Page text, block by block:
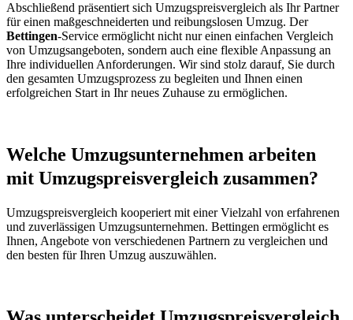
Abschließend präsentiert sich Umzugspreisvergleich als Ihr Partner
für einen maßgeschneiderten und reibungslosen Umzug. Der
Bettingen-Service ermöglicht nicht nur einen einfachen Vergleich
von Umzugsangeboten, sondern auch eine flexible Anpassung an
Ihre individuellen Anforderungen. Wir sind stolz darauf, Sie durch
den gesamten Umzugsprozess zu begleiten und Ihnen einen
erfolgreichen Start in Ihr neues Zuhause zu ermöglichen.
Welche Umzugsunternehmen arbeiten
mit Umzugspreisvergleich zusammen?
Umzugspreisvergleich kooperiert mit einer Vielzahl von erfahrenen
und zuverlässigen Umzugsunternehmen. Bettingen ermöglicht es
Ihnen, Angebote von verschiedenen Partnern zu vergleichen und
den besten für Ihren Umzug auszuwählen.